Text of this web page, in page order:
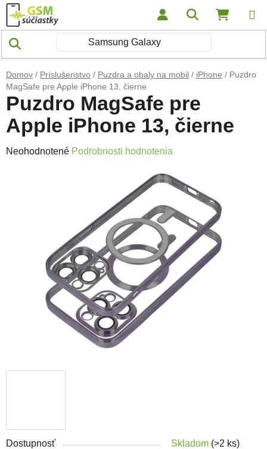
Prejsť na obsah Hľadať
Domov / Príslušenstvo / Puzdra a obaly na mobil / iPhone / Puzdro
MagSafe pre Apple iPhone 13, čierne
Dostupnosť Skladom (>2 ks)
Puzdro MagSafe pre
Apple iPhone 13, čierne
Priemerné hodnotenie produktu je 0,0 z 5 hviezdičiek.
Neohodnotené Podrobnosti hodnotenia